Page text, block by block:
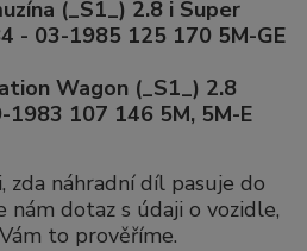
(_S1_) 2.8 i Super
- 03-1985 125 170 5M-GE
Wagon (_S1_) 2.8
1983 107 146 5M, 5M-E
zda náhradní díl pasuje do
nám dotaz s údaji o vozidle,
to prověříme.